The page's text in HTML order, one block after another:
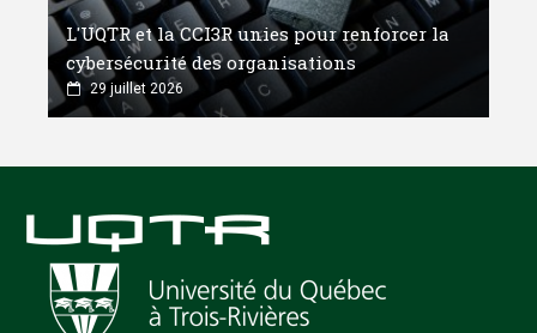
L'UQTR et la CCI3R unies pour renforcer la
cybersécurité des organisations
29 juillet 2026